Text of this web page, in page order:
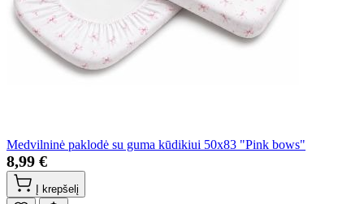
Medvilninė paklodė su guma kūdikiui 50x83 "Pink bows"
8,99 €
Į krepšelį